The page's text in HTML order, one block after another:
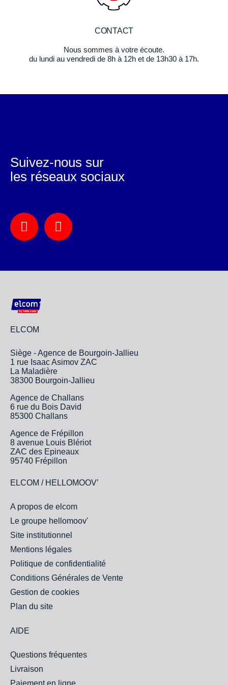
CONTACT
Nous sommes à votre écoute.
du lundi au vendredi de 8h à 12h et de 13h30 à 17h.
ELCOM
Siège - Agence de Bourgoin-Jallieu
1 rue Isaac Asimov ZAC
La Maladière
38300 Bourgoin-Jallieu
Agence de Challans
6 rue du Bois David
85300 Challans
Agence de Frépillon
8 avenue Louis Blériot
ZAC des Epineaux
95740 Frépillon
ELCOM / HELLOMOOV’
A propos de elcom
Le groupe hellomoov'
Site institutionnel
Mentions légales
Politique de confidentialité
Conditions Générales de Vente
Gestion de cookies
Plan du site
AIDE
Questions fréquentes
Livraison
Paiement en ligne
Suivez-nous sur
les réseaux sociaux